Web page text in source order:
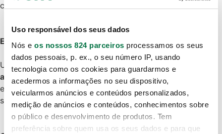
Uso responsável dos seus dados
Nós e os nossos 824 parceiros processamos os seus
dados pessoais, p. ex., o seu número IP, usando
tecnologia como os cookies para guardarmos e
acedermos a informações no seu dispositivo,
veicularmos anúncios e conteúdos personalizados,
medição de anúncios e conteúdos, conhecimentos sobre
o público e desenvolvimento de produtos. Tem
preferência sobre quem usa os seus dados e para que
comprovação documental.
Empresas elegíveis para o SIFIDE
Uma das vantagens mais significativas do SIFIDE é a sua
abrangência
: está disponível para todas as empresas que
exerçam atividade em território português e estejam
sujeitas ao regime de contabilidade organizada.